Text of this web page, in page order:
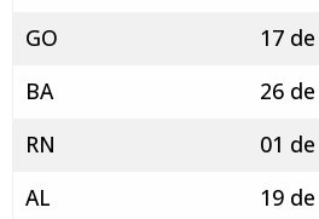
GO
17
BA
26
RN
01
AL
19